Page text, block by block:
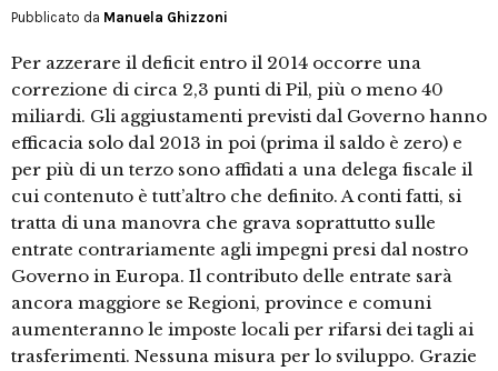
Pubblicato da Manuela Ghizzoni
Per azzerare il deficit entro il 2014 occorre una
correzione di circa 2,3 punti di Pil, più o meno 40
miliardi. Gli aggiustamenti previsti dal Governo hanno
efficacia solo dal 2013 in poi (prima il saldo è zero) e
per più di un terzo sono affidati a una delega fiscale il
cui contenuto è tutt’altro che definito. A conti fatti, si
tratta di una manovra che grava soprattutto sulle
entrate contrariamente agli impegni presi dal nostro
Governo in Europa. Il contributo delle entrate sarà
ancora maggiore se Regioni, province e comuni
aumenteranno le imposte locali per rifarsi dei tagli ai
trasferimenti. Nessuna misura per lo sviluppo. Grazie